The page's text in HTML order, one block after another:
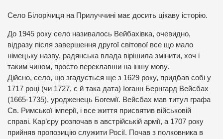
Село Білорічиця на Прилуччині має досить цікаву історію.
До 1945 року село називалось Вейбахівка, очевидно,
відразу після завершення другої світової все що мало
німецьку назву, радянська влада вірішила змінити, хоч і
таким чином, просто переклавши на іншу мову.
Дійсно, село, що згадується ще з 1629 року, придбав собі у
1717 році (чи 1727, є й така дата) Іоганн Бернгард Вейсбах
(1665-1735), уродженець Богемії. Вейсбах мав титул графа
Св. Римської імперії, і все життя присвятив військовій
справі. Кар’єру розпочав в австрійській армії, а 1707 року
прийняв пропозицію служити Росії. Почав з полковника в